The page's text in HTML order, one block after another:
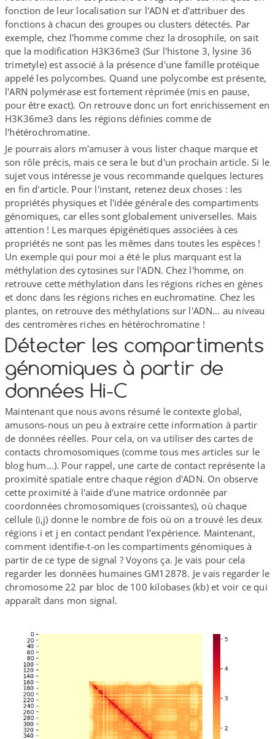
fonction de leur localisation sur l'ADN et d'attribuer des
fonctions à chacun des groupes ou clusters détectés. Par
exemple, chez l'homme comme chez la drosophile, on sait
que la modification H3K36me3 (Sur l'histone 3, lysine 36
trimetyle) est associé à la présence d'une famille protéique
appelé les polycombes. Quand une polycombe est présente,
l'ARN polymérase est fortement réprimée (mis en pause,
pour être exact). On retrouve donc un fort enrichissement en
H3K36me3 dans les régions définies comme de
l'hétérochromatine.
Je pourrais alors m'amuser à vous lister chaque marque et
son rôle précis, mais ce sera le but d'un prochain article. Si le
sujet vous intéresse je vous recommande quelques lectures
en fin d'article. Pour l'instant, retenez deux choses : les
propriétés physiques et l'idée générale des compartiments
génomiques, car elles sont globalement universelles. Mais
attention ! Les marques épigénétiques associées à ces
propriétés ne sont pas les mêmes dans toutes les espèces !
Un exemple qui pour moi a été le plus marquant est la
méthylation des cytosines sur l'ADN. Chez l'homme, on
retrouve cette méthylation dans les régions riches en gènes
et donc dans les régions riches en euchromatine. Chez les
plantes, on retrouve des méthylations sur l'ADN… au niveau
des centromères riches en hétérochromatine !
Détecter les compartiments
génomiques à partir de
données Hi-​C
Maintenant que nous avons résumé le contexte global,
amusons-​nous un peu à extraire cette information à partir
de données réelles. Pour cela, on va utiliser des cartes de
contacts chromosomiques (comme tous mes articles sur le
blog hum…). Pour rappel, une carte de contact représente la
proximité spatiale entre chaque région d'ADN. On observe
cette proximité à l'aide d'une matrice ordonnée par
coordonnées chromosomiques (croissantes), où chaque
cellule (i,j) donne le nombre de fois où on a trouvé les deux
régions i et j en contact pendant l'expérience. Maintenant,
comment identifie-​t-​on les compartiments génomiques à
partir de ce type de signal ? Voyons ça. Je vais pour cela
regarder les données humaines GM12878. Je vais regarder le
chromosome 22 par bloc de 100 kilobases (kb) et voir ce qui
apparaît dans mon signal.